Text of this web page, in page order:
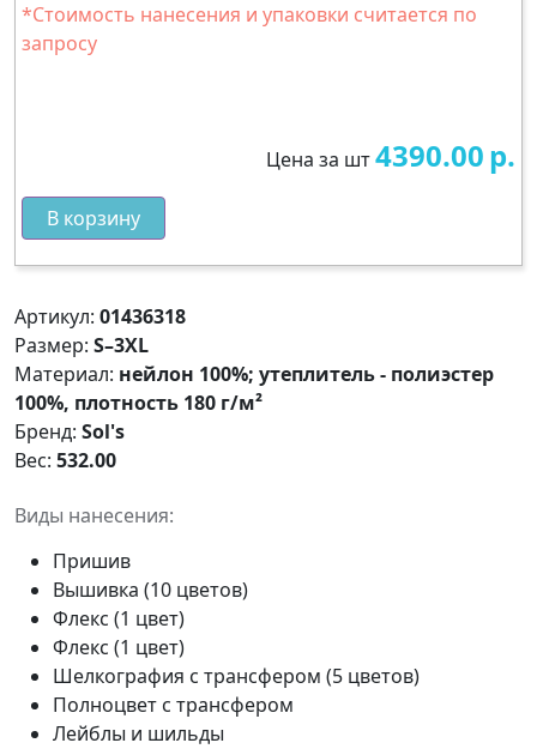
*Стоимость нанесения и упаковки считается по
запросу
Цена за шт4390.00р.
В корзину
Артикул: 01436318
Размер: S–3XL
Материал: нейлон 100%; утеплитель - полиэстер
100%, плотность 180 г/м²
Бренд: Sol's
Вес: 532.00
Виды нанесения:
Пришив
Вышивка (10 цветов)
Флекс (1 цвет)
Флекс (1 цвет)
Шелкография с трансфером (5 цветов)
Полноцвет с трансфером
Лейблы и шильды